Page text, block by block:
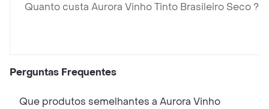
Quanto custa Aurora Vinho Tinto Brasileiro Seco ?
Perguntas Frequentes
Que produtos semelhantes a Aurora Vinho